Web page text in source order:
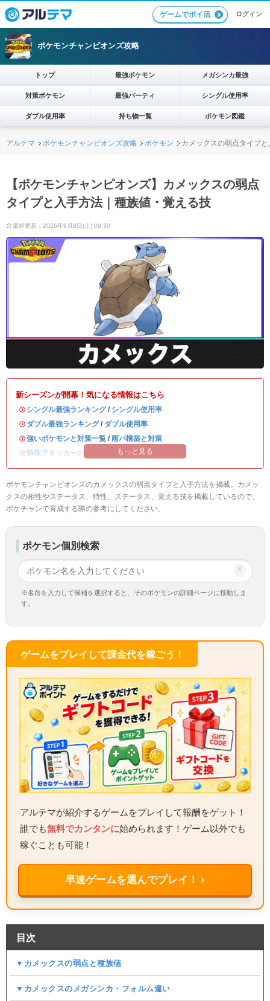
ゲームでポイ活 ログイン
ポケモンチャンピオンズ攻略
トップ 最強ポケモン メガシンカ最強
対策ポケモン 最強パーティ シングル使用率
ダブル使用率 持ち物一覧 ポケモン図鑑
アルテマ ポケモンチャンピオンズ攻略 ポケモン カメックスの弱点タイプ
【ポケモンチャンピオンズ】カメックスの弱点
タイプと入手方法｜種族値・覚える技
最終更新：2026年8月8日(土) 09:30
新シーズンが開幕！気になる情報はこちら
・ シングル最強ランキング/ シングル使用率
・ ダブル最強ランキング/ ダブル使用率
・強いポケモンと対策一覧 / 雨パ構築と対策
・特殊アタッカーのおすすめランキング
もっと見る
ポケモンチャンピオンズのカメックスの弱点タイプと入手方法を掲載。カメッ
クスの相性やステータス、特性、ステータス、覚える技を掲載しているので、
ポケチャンで育成する際の参考にしてください。
ポケモン個別検索
×
※名前を入力して候補を選択すると、そのポケモンの詳細ページに移動しま
す。
ゲームをプレイして課金代を稼ごう！
アルテマが紹介するゲームをプレイして報酬をゲット！
誰でも無料でカンタンに始められます！ゲーム以外でも
稼ぐことも可能！
早速ゲームを選んでプレイ！ ›
目次
▼カメックスの弱点と種族値
▼カメックスのメガシンカ・フォルム違い